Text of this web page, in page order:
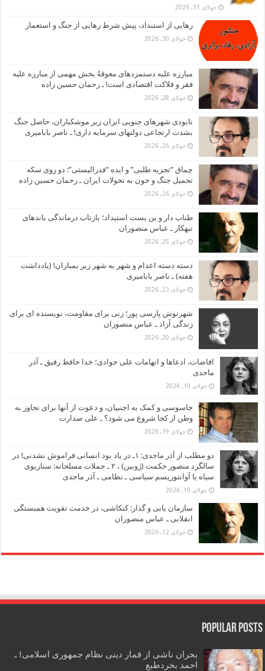
جولای 31, 2026
رهایی از استبداد، پیش شرط رهایی از جنگ و استعمار
جولای 30, 2026
مبارزه علیه دستمزدهای معوقهُ بخش مهمی از مبارزه علیه
فقر و فلاکت اقتصادی است! ـ رحمان حسین زاده
جولای 28, 2026
نابودی شهرهای جنوبی ایران زیر موشکباران، حاصل جنگ
بشدت ارتجاعی دولتهای سرمایه داری! ـ ناصر بابامیری
جولای 26, 2026
چماق “تجزیه طلبی” و ایده “فدرالیستی”: دو روی سکه
تحمیل جنگ و خون به تحولات ایران ـ رحمان حسین زاده
جولای 26, 2026
طناب دار و بن بست استبداد؛ بازتاب درماندگی باندهای
تبهکار ـ عباس منصوران
جولای 25, 2026
دسته دسته اعدام و شهر به شهر زیر بمباران! (یادداشت
هفته) ـ ناصر بابامیری
جولای 23, 2026
شهرنوش پارسی پور؛ زنی برای مقاومت، نویسنده ای برای
زندگی آزاد ـ عباس منصوران
جولای 20, 2026
افاضات، ادعاها و اتهامات علی جوادی؛ خدا حافظ رفیق ـ آذر
ماجدی
جولای 19, 2026
جاسوسی و کمک به اجنبیان، و دعوت از آنها برای تجاوز به
وطن از کجا شروع می شود؟ ـ علی صدارت
جولای 19, 2026
دو مطلب از آذر ماجدی: ۱ـ در یاد بود انسانی فراموش نشدنی! در
سالگرد منصور حکمت (ژوبین) ، ۲ ـ حملات مسلحانه: سناریوی
سیاه یا آوانتوریسم سیاسی ـ نظامی ـ آذر ماجدی
جولای 19, 2026
سازمان یابی و گذار: کنکاشی، در خدمت تقویت همبستگی
انقلابی ـ عباس منصوران
جولای 12, 2026
Popular Posts
بحران ناشی از قمار دینی نظام جمهوری اسلامی! ـ
احمد بخردطبع